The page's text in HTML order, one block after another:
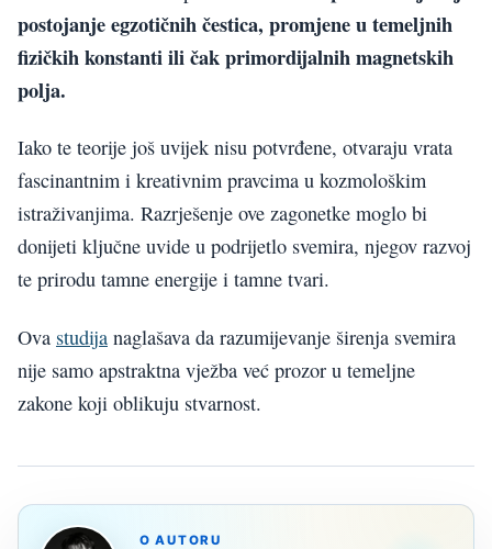
postojanje egzotičnih čestica, promjene u temeljnih
fizičkih konstanti ili čak primordijalnih magnetskih
polja.
Iako te teorije još uvijek nisu potvrđene, otvaraju vrata
fascinantnim i kreativnim pravcima u kozmološkim
istraživanjima. Razrješenje ove zagonetke moglo bi
donijeti ključne uvide u podrijetlo svemira, njegov razvoj
te prirodu tamne energije i tamne tvari.
Ova studija naglašava da razumijevanje širenja svemira
nije samo apstraktna vježba već prozor u temeljne
zakone koji oblikuju stvarnost.
O AUTORU